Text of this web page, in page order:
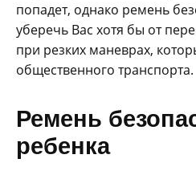
попадет, однако ремень
уберечь Вас хотя бы от
при резких маневрах,
общественного транспорта.
Ремень
ребенка